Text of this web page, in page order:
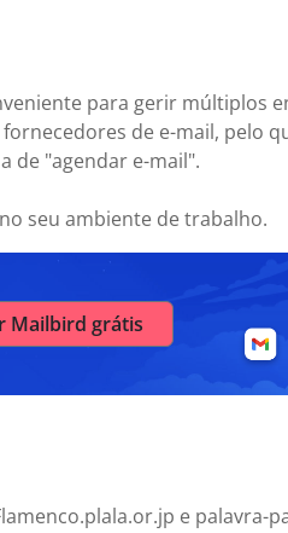
para gerir múltiplos
de e-mail, pelo
de "agendar e-mail".
seu ambiente de trabalho.
Mailbird grátis
e palavra-